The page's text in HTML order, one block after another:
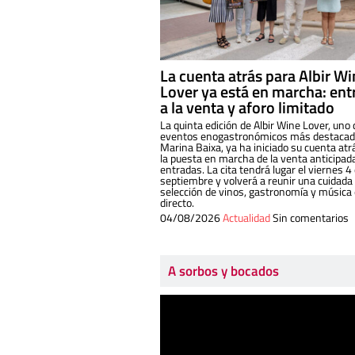
La cuenta atrás para Albir
Lover ya está en marcha:
a la venta y aforo limitado
La quinta edición de Albir Wine Lover, uno
eventos enogastronómicos más
Marina Baixa, ya ha iniciado su cuenta
la puesta en marcha de la venta
entradas. La cita tendrá lugar el viernes 4
septiembre y volverá a reunir una cuidada
selección de vinos, gastronomía y música
directo.
04/08/2026ActualidadSin comentarios
A sorbos y bocados